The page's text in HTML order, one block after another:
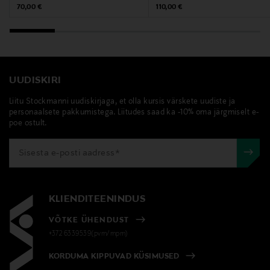
kontakt@enamel.dk
enamel copenhagen, kõrvarõngad, kullatud
Original Price
70,00 €
Original Price
110,00 €
UUDISKIRI
Liitu Stockmanni uudiskirjaga, et olla kursis värskete uudiste ja
personaalsete pakkumistega. Liitudes saad ka -10% oma järgmiselt e-
poe ostult.
KLIENDITEENINDUS
VÕTKE ÜHENDUST
+372 6339539(pvm/mpm)
KORDUMA KIPPUVAD KÜSIMUSED